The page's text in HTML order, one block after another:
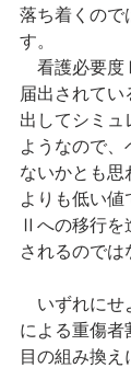
落ち着くので
す。
看護必要度
届出されてい
出してシミュ
ようなので
ないかとも思
よりも低い
Ⅱへの移行を
されるのでは
いずれにせ
による重傷者
目の組み換